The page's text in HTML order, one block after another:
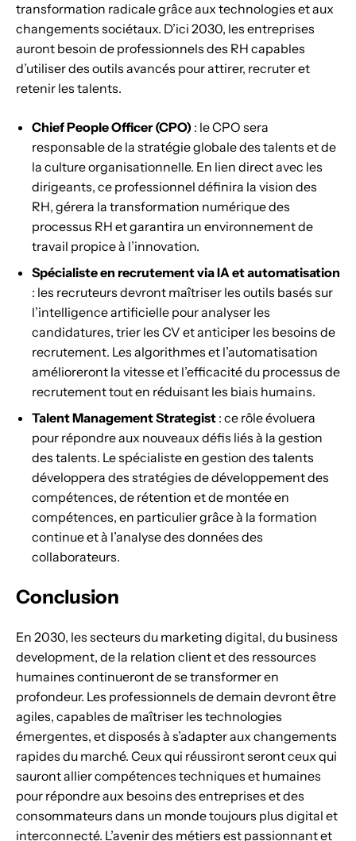
transformation radicale grâce aux technologies et aux
changements sociétaux. D’ici 2030, les entreprises
auront besoin de professionnels des RH capables
d’utiliser des outils avancés pour attirer, recruter et
retenir les talents.
Chief People Officer (CPO) : le CPO sera
responsable de la stratégie globale des talents et de
la culture organisationnelle. En lien direct avec les
dirigeants, ce professionnel définira la vision des
RH, gérera la transformation numérique des
processus RH et garantira un environnement de
travail propice à l’innovation.
Spécialiste en recrutement via IA et automatisation
: les recruteurs devront maîtriser les outils basés sur
l’intelligence artificielle pour analyser les
candidatures, trier les CV et anticiper les besoins de
recrutement. Les algorithmes et l’automatisation
amélioreront la vitesse et l’efficacité du processus de
recrutement tout en réduisant les biais humains.
Talent Management Strategist : ce rôle évoluera
pour répondre aux nouveaux défis liés à la gestion
des talents. Le spécialiste en gestion des talents
développera des stratégies de développement des
compétences, de rétention et de montée en
compétences, en particulier grâce à la formation
continue et à l’analyse des données des
collaborateurs.
Conclusion
En 2030, les secteurs du marketing digital, du business
development, de la relation client et des ressources
humaines continueront de se transformer en
profondeur. Les professionnels de demain devront être
agiles, capables de maîtriser les technologies
émergentes, et disposés à s’adapter aux changements
rapides du marché. Ceux qui réussiront seront ceux qui
sauront allier compétences techniques et humaines
pour répondre aux besoins des entreprises et des
consommateurs dans un monde toujours plus digital et
interconnecté. L’avenir des métiers est passionnant et